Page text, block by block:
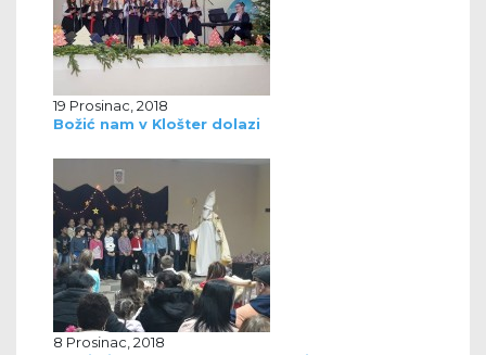
19 Prosinac, 2018
Božić nam v Klošter dolazi
8 Prosinac, 2018